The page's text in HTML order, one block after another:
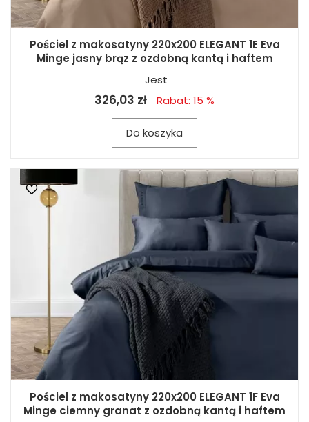
Pościel z makosatyny 220x200 ELEGANT 1E Eva
Minge jasny brąz z ozdobną kantą i haftem
Jest
326,03 zł Rabat: 15 %
Do koszyka
Pościel z makosatyny 220x200 ELEGANT 1F Eva
Minge ciemny granat z ozdobną kantą i haftem